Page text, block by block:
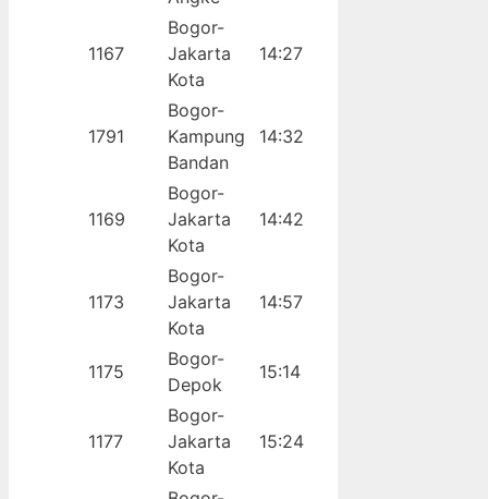
1167
Bogor-
Jakarta
Kota
14:27
1791
Bogor-
Kampung
Bandan
14:32
1169
Bogor-
Jakarta
Kota
14:42
1173
Bogor-
Jakarta
Kota
14:57
1175
Bogor-
Depok
15:14
1177
Bogor-
Jakarta
Kota
15:24